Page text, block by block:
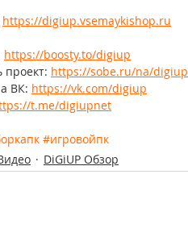
https://digiup.vsemaykishop.ru
https://boosty.to/digiup
проект: https://sobe.ru/na/digiup
ВК: https://vk.com/digiup
t.me/digiupnet
#игровойпк
DiGiUP Обзор